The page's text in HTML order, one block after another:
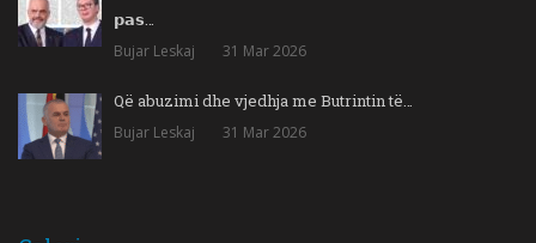
𝗽𝗮𝘀…
Bujar Leskaj 31 Mar 2026
Që abuzimi dhe vjedhja me Butrintin të…
Bujar Leskaj 31 Mar 2026